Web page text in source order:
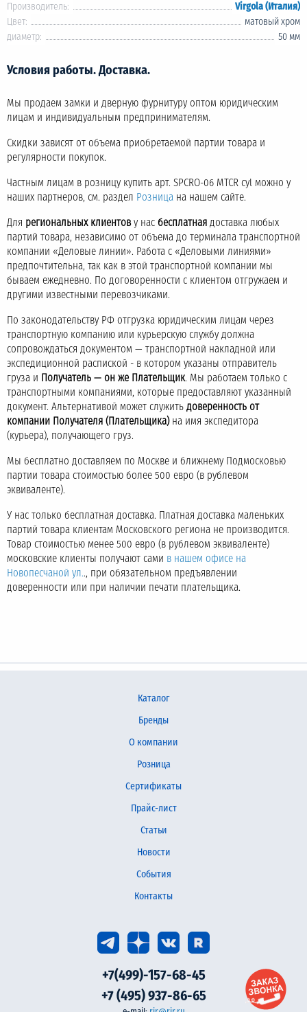
Производитель:
Virgola (Италия)
Цвет:
матовый хром
диаметр:
50 мм
Условия работы. Доставка.
Мы продаем замки и дверную фурнитуру оптом юридическим
лицам и индивидуальным предпринимателям.
Скидки зависят от объема приобретаемой партии товара и
регулярности покупок.
Частным лицам в розницу купить арт. SPCRO-06 MTCR cyl можно у
наших партнеров, см. раздел Розница на нашем сайте.
Для региональных клиентову нас бесплатная доставка любых
партий товара, независимо от объема до терминала транспортной
компании «Деловые линии». Работа с «Деловыми линиями»
предпочтительна, так как в этой транспортной компании мы
бываем ежедневно. По договоренности с клиентом отгружаем и
другими известными перевозчиками.
По законодательству РФ отгрузка юридическим лицам через
транспортную компанию или курьерскую службу должна
сопровождаться документом — транспортной накладной или
экспедиционной распиской - в котором указаны отправитель
груза и Получатель — он же Плательщик. Мы работаем только с
транспортными компаниями, которые предоставляют указанный
документ. Альтернативой может служить доверенность от
компании Получателя (Плательщика)на имя экспедитора
(курьера), получающего груз.
Мы бесплатно доставляем по Москве и ближнему Подмосковью
партии товара стоимостью более 500 евро (в рублевом
эквиваленте).
У нас только бесплатная доставка. Платная доставка маленьких
партий товара клиентам Московского региона не производится.
Товар стоимостью менее 500 евро (в рублевом эквиваленте)
московские клиенты получают сами в нашем офисе на
Новопесчаной ул.., при обязательном предъявлении
доверенности или при наличии печати плательщика.
Каталог
Бренды
О компании
Розница
Сертификаты
Прайс-лист
Статьи
Новости
События
Контакты
+7(499)-157-68-45
+7 (495) 937-86-65